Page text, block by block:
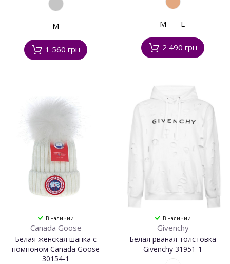
M
1 560 грн
M L
2 490 грн
В наличии
Canada Goose
Белая женская шапка с
помпоном Canada Goose
30154-1
В наличии
Givenchy
Белая рваная толстовка
Givenchy 31951-1